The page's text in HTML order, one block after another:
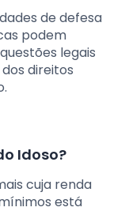
de defesa
podem
legais
direitos
Idoso?
cuja renda
está